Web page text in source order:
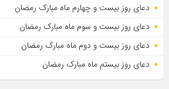
دعای روز بیست و چهارم ماه مبارک رمضان
دعای روز بیست و سوم ماه مبارک رمضان
دعای روز بیست و دوم ماه مبارک رمضان
دعای روز بیستم ماه مبارک رمضان